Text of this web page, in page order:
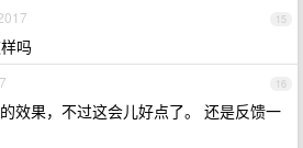
15
吗
16
效果，不过这会儿好点了。 还是反馈一